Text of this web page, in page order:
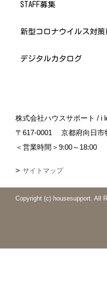
STAFF募集
新型コロナウイルス対策
デジタルカタログ
株式会社ハウスサポート / i
〒617-0001
京都府向日
＜営業時間＞9:00～18:00
サイトマップ
Copyright (c) housesupport. All